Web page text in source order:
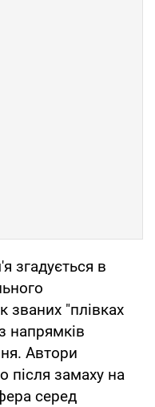
згадується в
званих "плівках
напрямків
Автори
після замаху на
серед